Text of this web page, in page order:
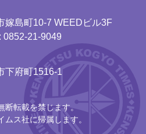
嫁島町10-7 WEEDビル3F
0852-21-9049
下府町1516-1
断転載を禁じます。
ス社に帰属します。